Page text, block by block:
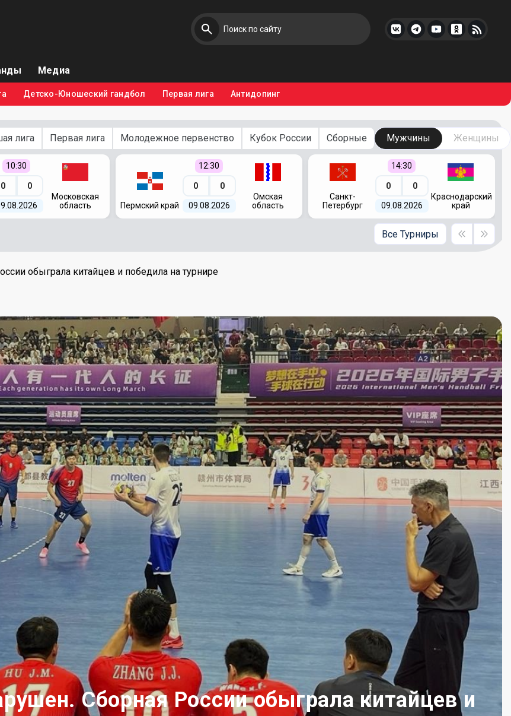
Медиа
Детско-Юношеский гандбол Первая лига Антидопинг
лига Первая лига Молодежное первенство Кубок России Сборные Мужчины Женщины
10:30
0 0
Московская
область
Пермский край
12:30
0 0
09.08.2026
Омская
область
Санкт-
Петербург
14:30
0 0
09.08.2026
Краснодарский
край
Все Турниры
обыграла китайцев и победила на турнире
Сборная России обыграла китайцев и